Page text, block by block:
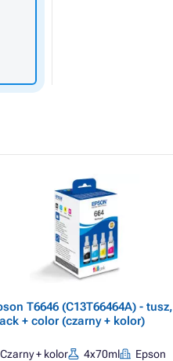
T6646 (C13T66464A) - tusz,
+ color (czarny + kolor)
Czarny + kolor 4x70ml Epson